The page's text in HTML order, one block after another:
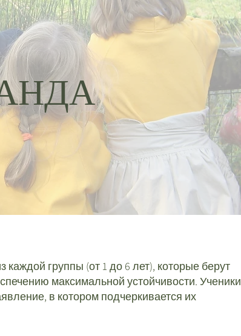
каждой группы (от 1 до 6 лет), которые берут
максимальной устойчивости. Ученики
в котором подчеркивается их